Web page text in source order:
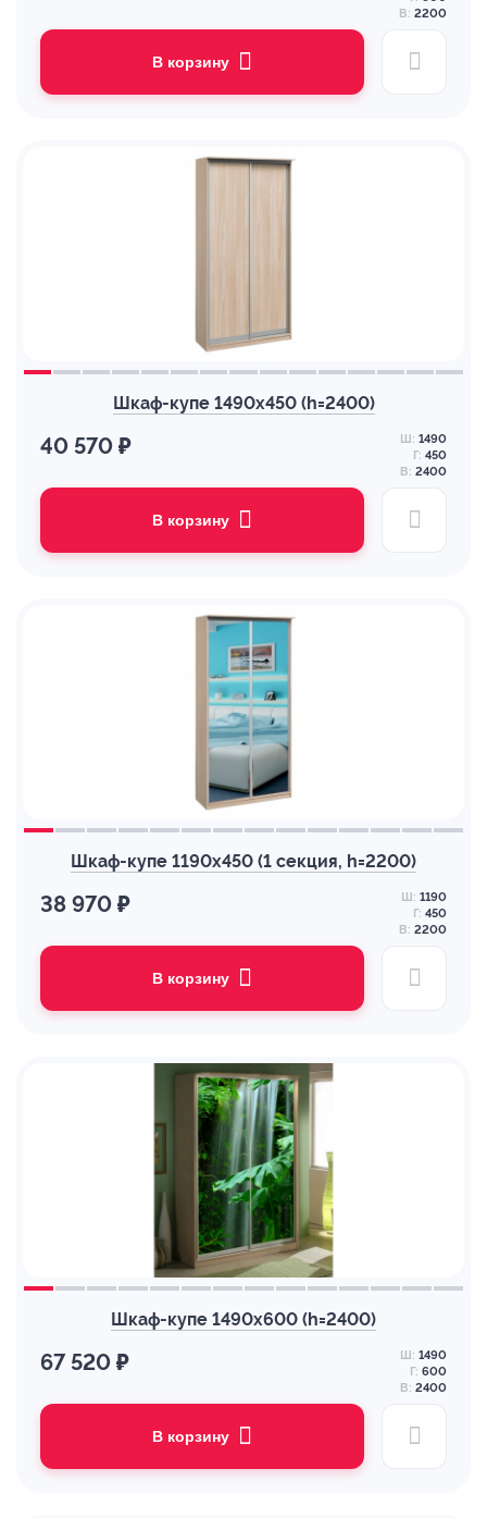
В: 2200
В корзину
Шкаф-купе 1490х450 (h=2400)
40 570 ₽ Ш: 1490
Г: 450
В: 2400
В корзину
Шкаф-купе 1190х450 (1 секция, h=2200)
38 970 ₽ Ш: 1190
Г: 450
В: 2200
В корзину
Шкаф-купе 1490х600 (h=2400)
67 520 ₽ Ш: 1490
Г: 600
В: 2400
В корзину